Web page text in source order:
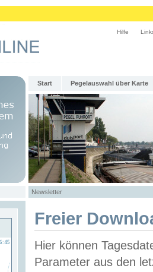
Hilfe
Start Pegelauswahl über Karte
Newsletter
Freier
Hier können
Parameter aus den